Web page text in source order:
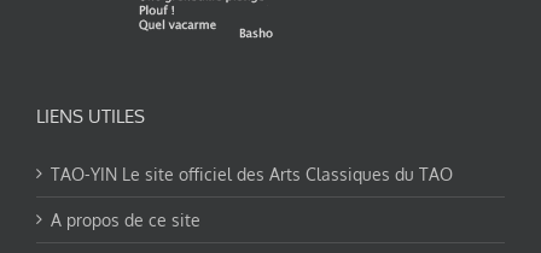
LIENS UTILES
TAO-YIN Le site officiel des Arts Classiques du TAO
A propos de ce site